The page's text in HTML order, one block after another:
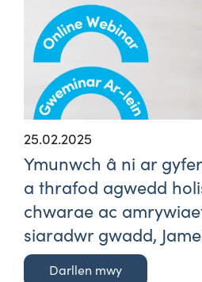
25.02.2025
Ymunwch â ni ar
a thrafod agwedd
chwarae ac
siaradwr gwadd,
Darllen mwy